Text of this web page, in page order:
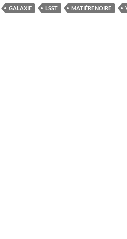
GALAXIE LSST MATIÈRE NOIRE